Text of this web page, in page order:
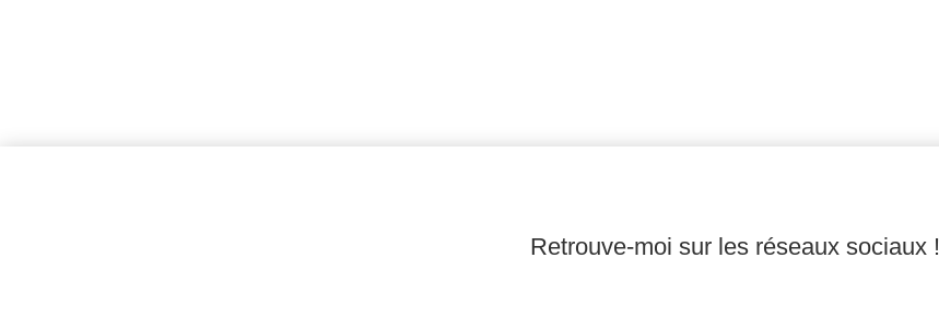
Retrouve-moi sur les réseaux sociaux !